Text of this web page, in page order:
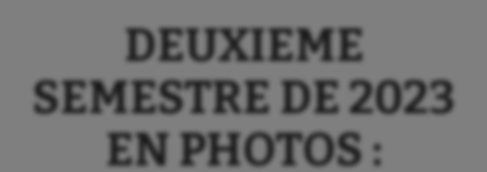
DEUXIEME
SEMESTRE DE 2023
EN PHOTOS :